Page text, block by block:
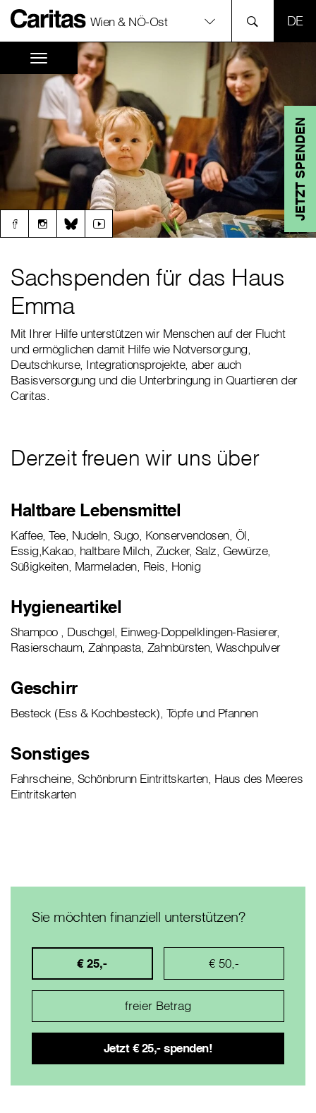
Wien & NÖ-Ost
JETZT SPENDEN
Sachspenden für das Haus
Emma
Mit Ihrer Hilfe unterstützen wir Menschen auf der Flucht
und ermöglichen damit Hilfe wie Notversorgung,
Deutschkurse, Integrationsprojekte, aber auch
Basisversorgung und die Unterbringung in Quartieren der
Caritas.
Derzeit freuen wir uns über
Haltbare Lebensmittel
Kaffee, Tee, Nudeln, Sugo, Konservendosen, Öl,
Essig,Kakao, haltbare Milch, Zucker, Salz, Gewürze,
Süßigkeiten, Marmeladen, Reis, Honig
Hygieneartikel
Shampoo , Duschgel, Einweg-Doppelklingen-Rasierer,
Rasierschaum, Zahnpasta, Zahnbürsten, Waschpulver
Geschirr
Besteck (Ess & Kochbesteck), Töpfe und Pfannen
Sonstiges
Fahrscheine, Schönbrunn Eintrittskarten, Haus des Meeres
Eintritskarten
Sie möchten finanziell unterstützen?
€ 25,- € 50,-